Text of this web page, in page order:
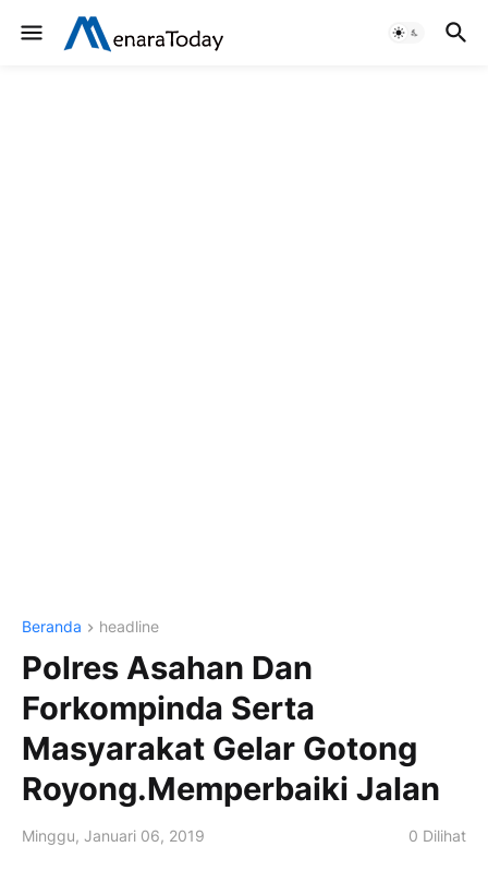
Beranda headline
Polres Asahan Dan
Forkompinda Serta
Masyarakat Gelar Gotong
Royong.Memperbaiki Jalan
Minggu, Januari 06, 2019 0 Dilihat